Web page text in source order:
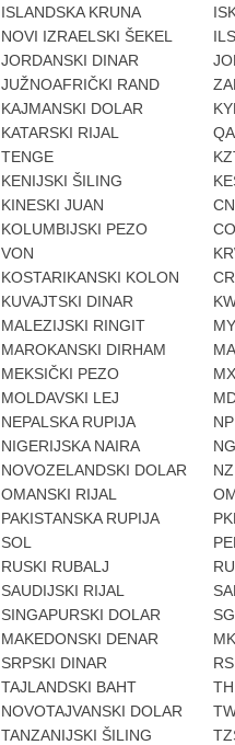
ISLANDSKA KRUNA
NOVI IZRAELSKI ŠEKEL
JORDANSKI DINAR
JUŽNOAFRIČKI RAND
KAJMANSKI DOLAR
KATARSKI RIJAL
TENGE
KENIJSKI ŠILING
KINESKI JUAN
KOLUMBIJSKI PEZO
VON
KOSTARIKANSKI KOLON
KUVAJTSKI DINAR
MALEZIJSKI RINGIT
MAROKANSKI DIRHAM
MEKSIČKI PEZO
MOLDAVSKI LEJ
NEPALSKA RUPIJA
NIGERIJSKA NAIRA
NOVOZELANDSKI DOLAR
OMANSKI RIJAL
PAKISTANSKA RUPIJA
SOL
RUSKI RUBALJ
SAUDIJSKI RIJAL
SINGAPURSKI DOLAR
MAKEDONSKI DENAR
SRPSKI DINAR
TAJLANDSKI BAHT
NOVOTAJVANSKI DOLAR
TANZANIJSKI ŠILING